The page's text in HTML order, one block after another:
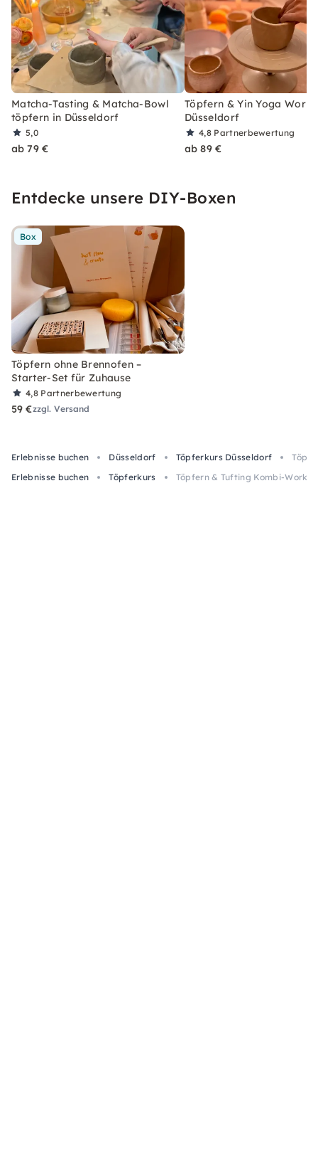
Matcha-Tasting & Matcha-Bowl
töpfern in Düsseldorf
5,0
ab 79 €
Töpfern & Yin Yoga
Düsseldorf
4,8 Partnerbewertung
ab 89 €
Entdecke unsere DIY-Boxen
Box
Töpfern ohne Brennofen –
Starter-Set für Zuhause
4,8 Partnerbewertung
59 €zzgl. Versand
Erlebnisse buchen Düsseldorf Töpferkurs Düsseldorf
Erlebnisse buchen
Töpferkurs Töpfern & Tufting Kombi-